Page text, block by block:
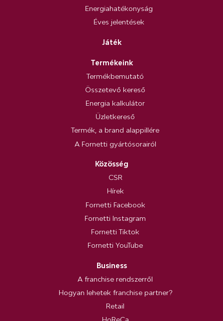
Energiahatékonyság
Éves jelentések
Játék
Termékeink
Termékbemutató
Összetevő kereső
Energia kalkulátor
Üzletkereső
Termék, a brand alappillére
A Fornetti gyártósorairól
Közösség
CSR
Hírek
Fornetti Facebook
Fornetti Instagram
Fornetti Tiktok
Fornetti YouTube
Business
A franchise rendszerről
Hogyan lehetek franchise partner?
Retail